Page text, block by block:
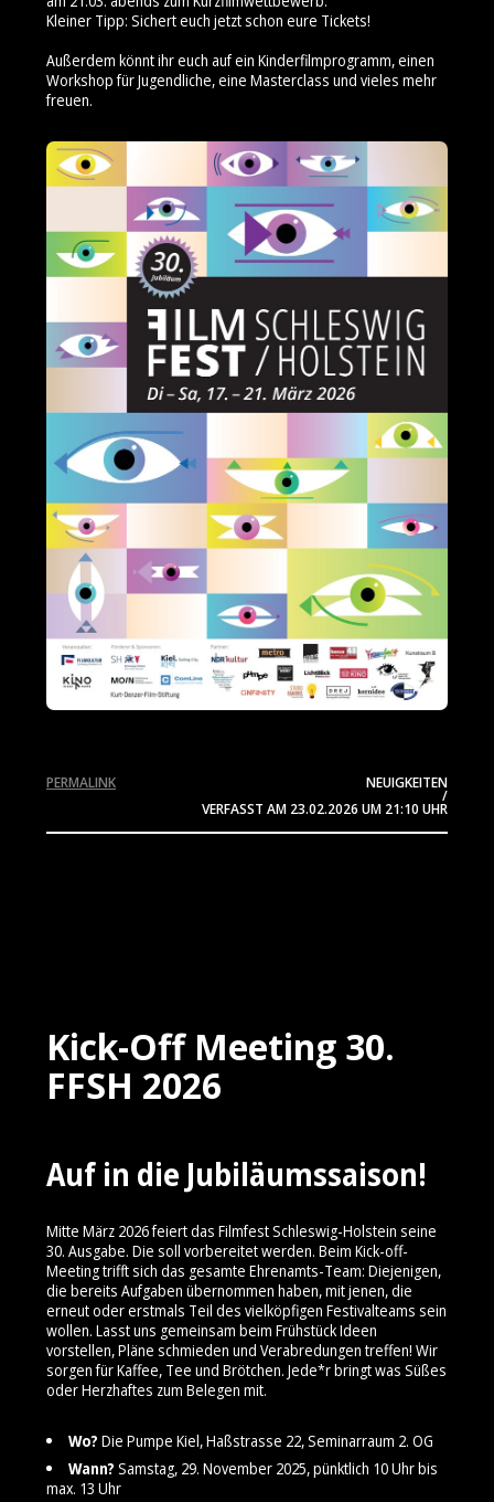
Kleiner Tipp: Sichert euch jetzt schon eure Tickets!
Außerdem könnt ihr euch auf ein Kinderfilmprogramm, einen
Workshop für Jugendliche, eine Masterclass und vieles mehr
freuen.
NEUIGKEITEN
/
VERFASST AM 23.02.2026 UM 21:10 UHR
PERMALINK
Kick-Off Meeting 30.
FFSH 2026
Auf in die Jubiläumssaison!
Mitte März 2026 feiert das Filmfest Schleswig-Holstein seine
30. Ausgabe. Die soll vorbereitet werden. Beim Kick-off-
Meeting trifft sich das gesamte Ehrenamts-Team: Diejenigen,
die bereits Aufgaben übernommen haben, mit jenen, die
erneut oder erstmals Teil des vielköpfigen Festivalteams sein
wollen. Lasst uns gemeinsam beim Frühstück Ideen
vorstellen, Pläne schmieden und Verabredungen treffen! Wir
sorgen für Kaffee, Tee und Brötchen. Jede*r bringt was Süßes
oder Herzhaftes zum Belegen mit.
Wo? Die Pumpe Kiel, Haßstrasse 22, Seminarraum 2. OG
Wann? Samstag, 29. November 2025, pünktlich 10 Uhr bis
max. 13 Uhr